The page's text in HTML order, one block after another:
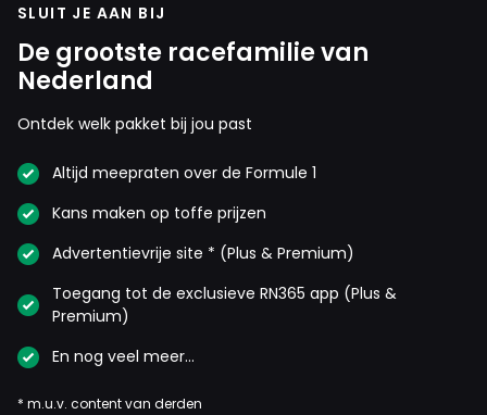
SLUIT JE AAN BIJ
De grootste racefamilie van
Nederland
Ontdek welk pakket bij jou past
Altijd meepraten over de Formule 1
Kans maken op toffe prijzen
Advertentievrije site * (Plus & Premium)
Toegang tot de exclusieve RN365 app (Plus &
Premium)
En nog veel meer…
* m.u.v. content van derden